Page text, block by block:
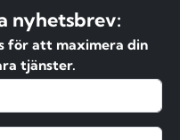
nyhetsbrev:
för att maximera din
tjänster.